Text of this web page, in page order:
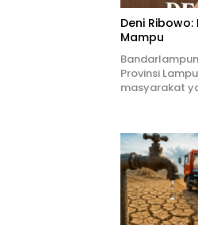
Deni Ribowo:
Mampu
Provinsi
masyarakat